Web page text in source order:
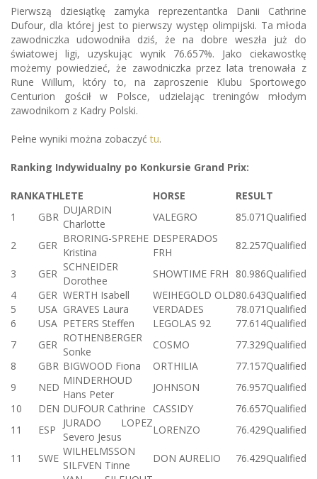
Pierwszą dziesiątkę zamyka reprezentantka Danii Cathrine
Dufour, dla której jest to pierwszy występ olimpijski. Ta młoda
zawodniczka udowodniła dziś, że na dobre weszła już do
światowej ligi, uzyskując wynik 76.657%. Jako ciekawostkę
możemy powiedzieć, że zawodniczka przez lata trenowała z
Rune Willum, który to, na zaproszenie Klubu Sportowego
Centurion gościł w Polsce, udzielając treningów młodym
zawodnikom z Kadry Polski.
Pełne wyniki można zobaczyćtu.
Ranking Indywidualny po Konkursie Grand Prix:
RANKATHLETE HORSE
RESULT
1
GBR
DUJARDIN
Charlotte
VALEGRO 85.071 Qualified
2 GER
BRORING-SPREHE
Kristina
DESPERADOS
FRH
82.257Qualified
3 GER
SCHNEIDER
Dorothee
SHOWTIME FRH 80.986Qualified
4
GER WERTH Isabell WEIHEGOLD OLD80.643Qualified
5
USA GRAVES Laura VERDADES 78.071 Qualified
6
USA PETERS Steffen LEGOLAS 92 77.614Qualified
7
GER
ROTHENBERGER
Sonke
COSMO 77.329Qualified
8
GBR BIGWOOD Fiona ORTHILIA 77.157Qualified
9
NED
MINDERHOUD
Hans Peter
JOHNSON 76.957Qualified
10
DEN DUFOUR Cathrine CASSIDY 76.657Qualified
11
ESP
JURADO LOPEZ
Severo Jesus
LORENZO 76.429Qualified
11 SWE
WILHELMSSON
SILFVEN Tinne
DON AURELIO 76.429Qualified